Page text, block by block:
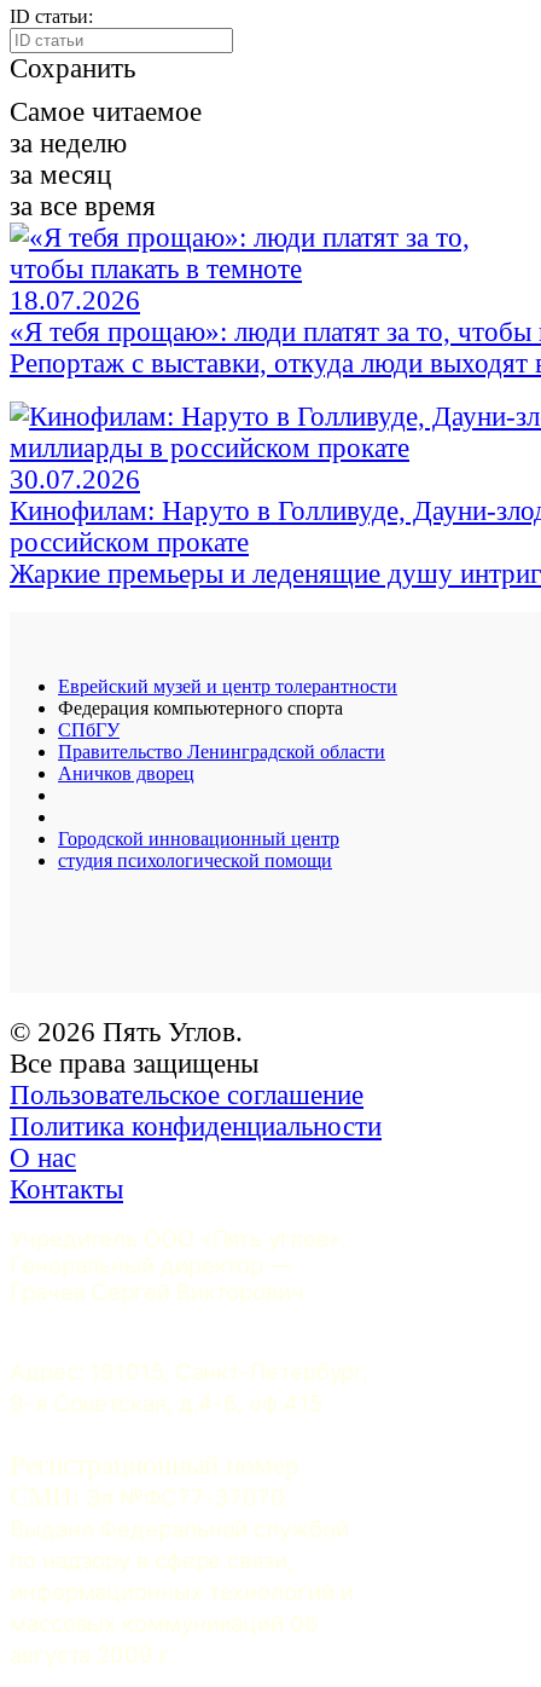
ID статьи:
Сохранить
Самое читаемое
за неделю
за месяц
за все время
18.07.2026
«Я тебя прощаю»: люди платят за то, чтобы
Репортаж с выставки, откуда люди выходят
30.07.2026
Кинофилам: Наруто в Голливуде, Дауни-
российском прокате
Жаркие премьеры и леденящие душу
Еврейский музей и центр толерантности
Федерация компьютерного спорта
СПбГУ
Правительство Ленинградской области
Аничков дворец
Городской инновационный центр
студия психологической помощи
© 2026 Пять Углов.
Все права защищены
Пользовательское соглашение
Политика конфиденциальности
О нас
Контакты
Учредитель ООО «Пять углов».
Генеральный директор —
Грачев Сергей Викторович
Адрес: 191015, Санкт-Петербург,
9-я Советская, д.4-6, оф.415
Регистрационный номер
СМИ: Эл №ФС77-37070.
Выдано Федеральной службой
по надзору в сфере связи,
информационных технологий и
массовых коммуникаций 06
августа 2009 г.